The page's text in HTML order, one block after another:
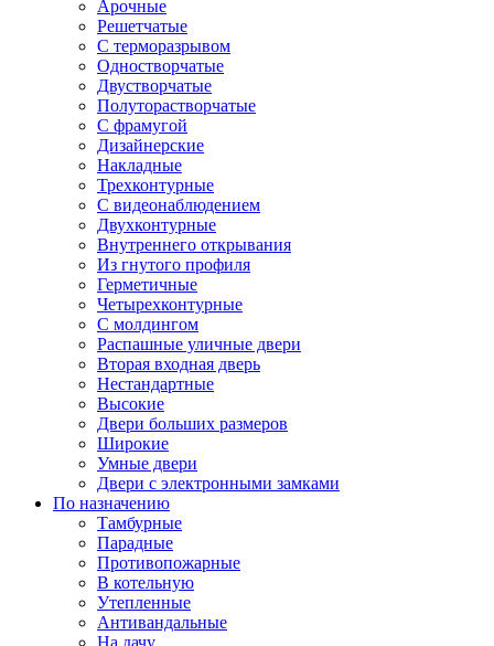
Арочные
Решетчатые
С терморазрывом
Одностворчатые
Двустворчатые
Полуторастворчатые
С фрамугой
Дизайнерские
Накладные
Трехконтурные
С видеонаблюдением
Двухконтурные
Внутреннего открывания
Из гнутого профиля
Герметичные
Четырехконтурные
С молдингом
Распашные уличные двери
Вторая входная дверь
Нестандартные
Высокие
Двери больших размеров
Широкие
Умные двери
Двери с электронными замками
По назначению
Тамбурные
Парадные
Противопожарные
В котельную
Утепленные
Антивандальные